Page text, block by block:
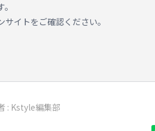
イトをご確認ください。
: Kstyle編集部